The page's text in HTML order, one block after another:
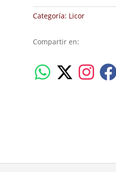
Categoría: Licor
Compartir en: